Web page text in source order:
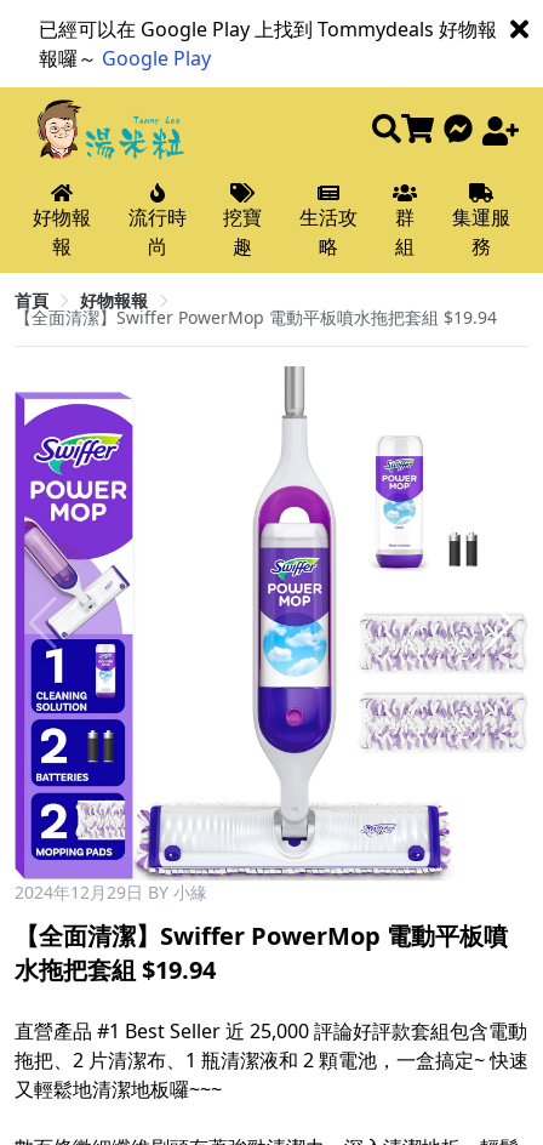
已經可以在 Google Play 上找到 Tommydeals 好物報
報囉～ Google Play
好物報
報
流行時
尚
挖寶
趣
生活攻
略
群
組
集運服
務
首頁 好物報報
【全面清潔】Swiffer PowerMop 電動平板噴水拖把套組 $19.94
2024年12月29日 BY 小緣
【全面清潔】Swiffer PowerMop 電動平板噴
水拖把套組 $19.94
直營產品 #1 Best Seller 近 25,000 評論好評款套組包含電動
拖把、2 片清潔布、1 瓶清潔液和 2 顆電池，一盒搞定~ 快速
又輕鬆地清潔地板囉~~~